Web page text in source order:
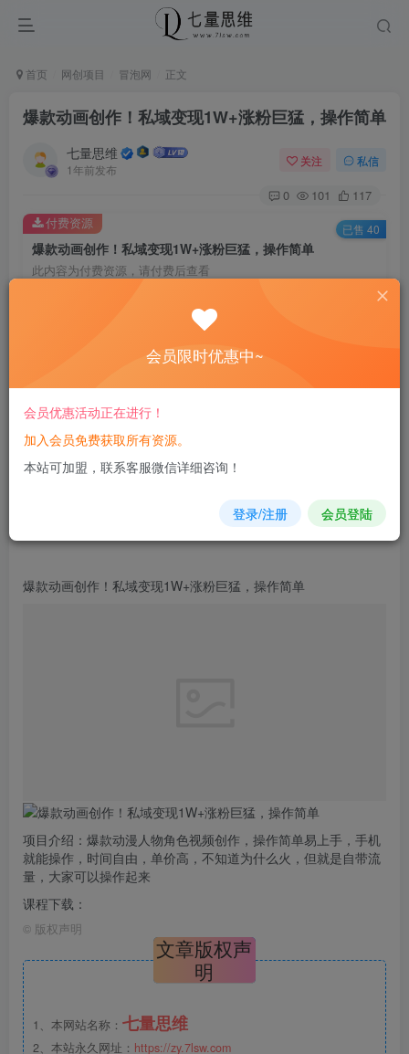
首页 网创项目 冒泡网 正文
爆款动画创作！私域变现1W+涨粉巨猛，操作简单
七量思维
1年前发布
关注 私信
0 101 117
爆款动画创作！私域变现1W+涨粉巨猛，操作简单
此内容为付费资源，请付费后查看
8.8
您当前未登录！建议登陆后购买，可保存购买订单
付费资源 已售 40
爆款动画创作！ 私域变现1W+涨粉巨猛， 操作简单
项目介绍：爆款动漫人物角色视频创作，操作简单易上手，手机
就能操作，时间自由，单价高，不知道为什么火，但就是自带流
量，大家可以操作起来
课程下载：
© 版权声明
文章版权声
明
1、本网站名称： 七量思维
2、本站永久网址： https://zy.7lsw.com
会员限时优惠中~
会员优惠活动正在进行！
加入会员免费获取所有资源。
本站可加盟，联系客服微信详细咨询！
登录/注册 会员登陆